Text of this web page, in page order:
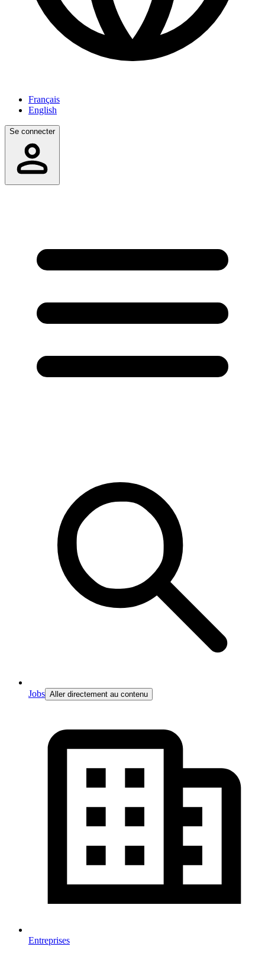
Français
English
Se connecter
Jobs Aller directement au contenu
Entreprises